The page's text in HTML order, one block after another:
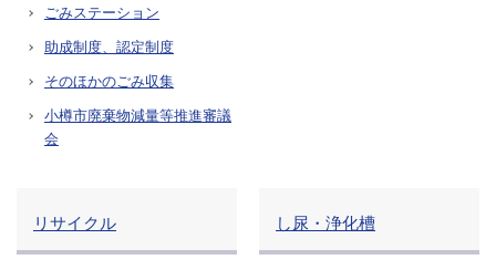
ごみステーション
助成制度、認定制度
そのほかのごみ収集
小樽市廃棄物減量等推進審議
会
リサイクル し尿・浄化槽